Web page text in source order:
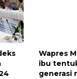
Wapres
ibu
generasi
Sinyal positif
Indonesia
2026-08-05 15:00:00